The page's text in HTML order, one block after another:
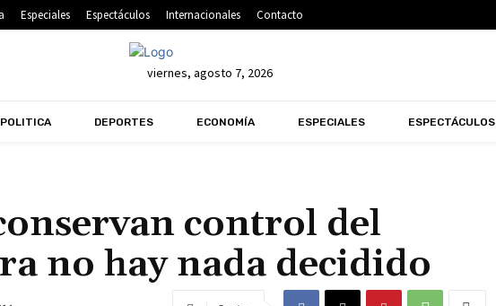
Especiales Espectáculos Internacionales Contacto
viernes, agosto 7, 2026
POLITICA DEPORTES ECONOMÍA ESPECIALES ESPECTÁCULOS
control del
no hay nada decidido